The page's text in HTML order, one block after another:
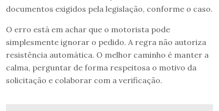
documentos exigidos pela legislação, conforme o caso.
O erro está em achar que o motorista pode
simplesmente ignorar o pedido. A regra não autoriza
resistência automática. O melhor caminho é manter a
calma, perguntar de forma respeitosa o motivo da
solicitação e colaborar com a verificação.